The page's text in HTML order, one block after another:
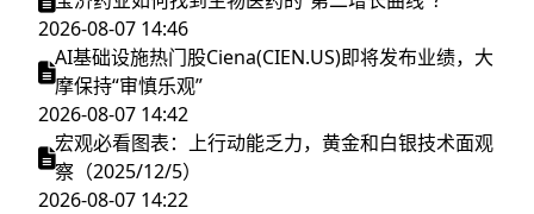
2026-08-07 14:46
AI基础设施热门股Ciena(CIEN.US)即将发布业绩，大
摩保持“审慎乐观”
2026-08-07 14:42
宏观必看图表：上行动能乏力，黄金和白银技术面观
察（2025/12/5）
2026-08-07 14:22